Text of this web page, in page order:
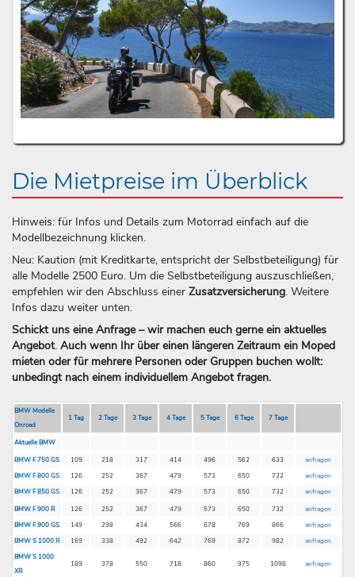
Die Mietpreise im Überblick
Hinweis: für Infos und Details zum Motorrad einfach auf die
Modellbezeichnung klicken.
Neu: Kaution (mit Kreditkarte, entspricht der Selbstbeteiligung) für
alle Modelle 2500 Euro. Um die Selbstbeteiligung auszuschließen,
empfehlen wir den Abschluss einer Zusatzversicherung. Weitere
Infos dazu weiter unten.
Schickt uns eine Anfrage – wir machen euch gerne ein aktuelles
Angebot. Auch wenn Ihr über einen längeren Zeitraum ein Moped
mieten oder für mehrere Personen oder Gruppen buchen wollt:
unbedingt nach einem individuellem Angebot fragen.
BMW Modelle
Onroad
1 Tag 2 Tage 3 Tage 4 Tage 5 Tage 6 Tage 7 Tage
Aktuelle BMW
BMW F 750 GS
109 218 317 414 496 562 633
anfragen
BMW F 800 GS
126 252 367 479 573 650 732
anfragen
BMW F 850 GS
126 252 367 479 573 650 732
anfragen
BMW F 900 R
126 252 367 479 573 650 732
anfragen
BMW F 900 GS
149 298 434 566 678 769 866
anfragen
BMW S 1000 R
169 338 492 642 769 872 982
anfragen
BMW S 1000
XR
189 378 550 718 860 975 1098 anfragen